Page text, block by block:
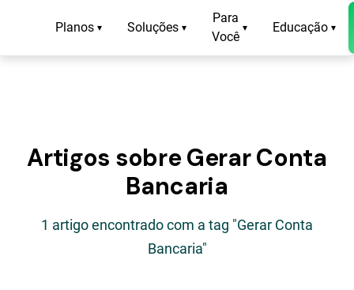
Planos ▾ Soluções ▾
Para
Você
▾ Educação ▾
Artigos sobre Gerar Conta
Bancaria
1 artigo encontrado com a tag "Gerar Conta
Bancaria"